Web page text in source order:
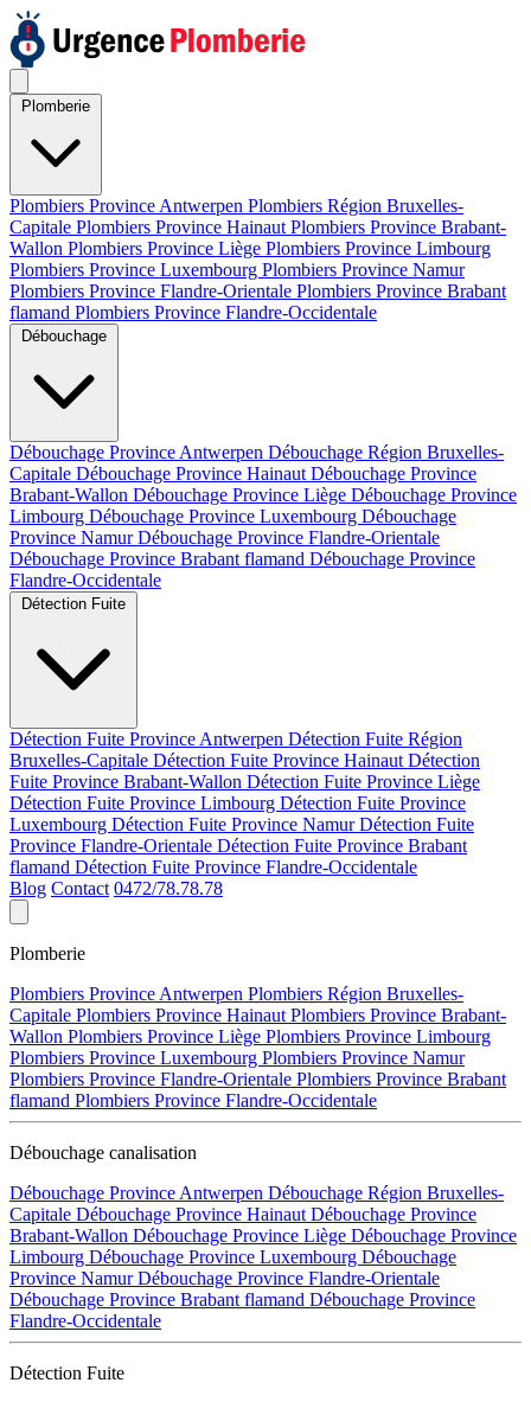
Plombiers Province Antwerpen Plombiers Région Bruxelles-
Capitale Plombiers Province Hainaut Plombiers Province Brabant-
Wallon Plombiers Province Liège Plombiers Province Limbourg
Plombiers Province Luxembourg Plombiers Province Namur
Plombiers Province Flandre-Orientale Plombiers Province Brabant
flamand Plombiers Province Flandre-Occidentale
Débouchage Province Antwerpen Débouchage Région Bruxelles-
Capitale Débouchage Province Hainaut Débouchage Province
Brabant-Wallon Débouchage Province Liège Débouchage Province
Limbourg Débouchage Province Luxembourg Débouchage
Province NamurDébouchage Province Flandre-Orientale
Débouchage Province Brabant flamand Débouchage Province
Flandre-Occidentale
Détection Fuite Province Antwerpen Détection Fuite Région
Bruxelles-Capitale Détection Fuite Province Hainaut Détection
Fuite Province Brabant-Wallon Détection Fuite Province Liège
Détection Fuite Province Limbourg Détection Fuite Province
Luxembourg Détection Fuite Province NamurDétection Fuite
Province Flandre-Orientale Détection Fuite Province Brabant
flamand Détection Fuite Province Flandre-Occidentale
Blog Contact 0472/78.78.78
Plomberie
Plombiers Province Antwerpen Plombiers Région Bruxelles-
Capitale Plombiers Province Hainaut Plombiers Province Brabant-
Wallon Plombiers Province Liège Plombiers Province Limbourg
Plombiers Province Luxembourg Plombiers Province Namur
Plombiers Province Flandre-Orientale Plombiers Province Brabant
flamand Plombiers Province Flandre-Occidentale
Débouchage canalisation
Débouchage Province Antwerpen Débouchage Région Bruxelles-
Capitale Débouchage Province Hainaut Débouchage Province
Brabant-Wallon Débouchage Province Liège Débouchage Province
Limbourg Débouchage Province Luxembourg Débouchage
Province NamurDébouchage Province Flandre-Orientale
Débouchage Province Brabant flamand Débouchage Province
Flandre-Occidentale
Détection Fuite